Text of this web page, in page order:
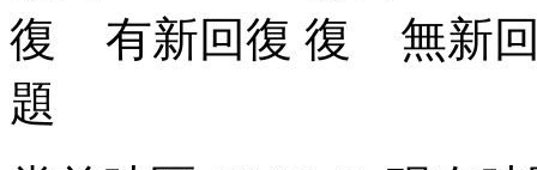
有新回復
無新
題